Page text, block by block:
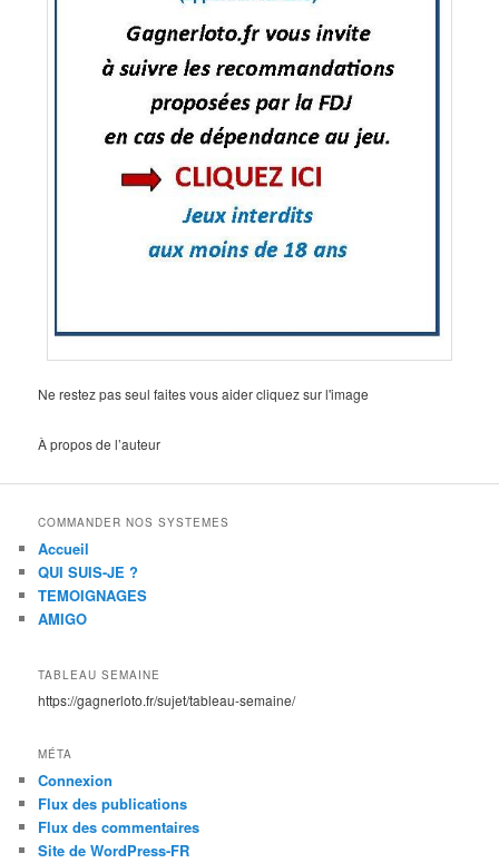
Ne restez pas seul faites vous aider cliquez sur l'image
À propos de l’auteur
COMMANDER NOS SYSTEMES
Accueil
QUI SUIS-JE ?
TEMOIGNAGES
AMIGO
TABLEAU SEMAINE
https://gagnerloto.fr/sujet/tableau-semaine/
MÉTA
Connexion
Flux des publications
Flux des commentaires
Site de WordPress-FR